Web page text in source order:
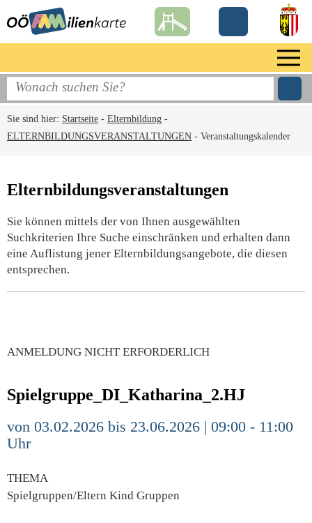
Sie sind hier: Startseite - Elternbildung -
ELTERNBILDUNGSVERANSTALTUNGEN - Veranstaltungskalender
Elternbildungsveranstaltungen
Sie können mittels der von Ihnen ausgewählten
Suchkriterien Ihre Suche einschränken und erhalten dann
eine Auflistung jener Elternbildungsangebote, die diesen
entsprechen.
ANMELDUNG NICHT ERFORDERLICH
Spielgruppe_DI_Katharina_2.HJ
von 03.02.2026 bis 23.06.2026 | 09:00 - 11:00
Uhr
THEMA
Spielgruppen/Eltern Kind Gruppen